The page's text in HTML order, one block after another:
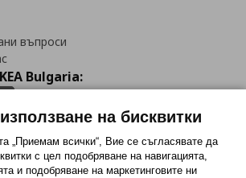
въпроси
Bulgaria:
на бисквитки
„Приемам всички“, Вие се съгласявате да
с цел подобряване на навигацията,
и подобряване на маркетинговите ни